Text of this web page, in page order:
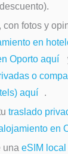
con fotos y
en
Oporto aquí
o
aquí
.
traslado
en
una eSIM local